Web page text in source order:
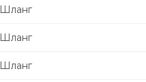
Шланг
Шланг
Шланг